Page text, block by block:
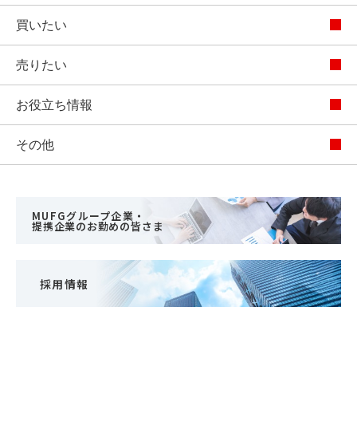
買いたい
売りたい
お役立ち情報
その他
MUFGグループ企業・
提携企業のお勤めの皆さま
採用情報